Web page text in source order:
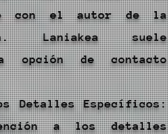
con el autor de la
Laniakea suele
opción de contacto
Detalles Específicos:
a los detalles